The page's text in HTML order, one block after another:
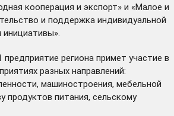
кооперация и экспорт» и «Малое и
и поддержка индивидуальной
региона примет участие в
разных направлений:
машиностроения, мебельной
продуктов питания, сельскому